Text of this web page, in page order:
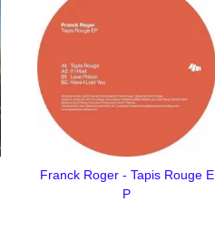
Franck Roger - Tapis Rouge E
P